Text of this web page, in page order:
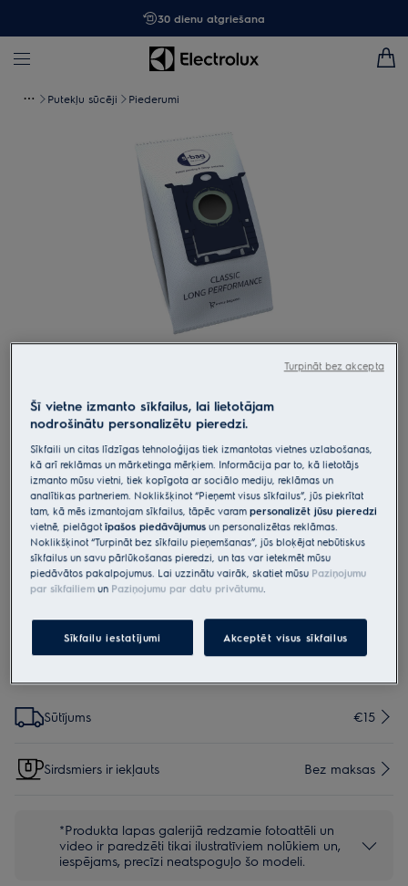
30 dienu atgriešana
Putekļu sūcēji Piederumi
E201S
E201S S-bag® Classic Long
Performance
3.4 (5)
Priekšrocības
Ilgs mūžs
Par 60% vairāk sūkšanas jaudas
Augsta filtrācijas pakāpe
Sūtījums €15
Sirdsmiers ir iekļauts Bez maksas
*Produkta lapas galerijā redzamie fotoattēli un
video ir paredzēti tikai ilustratīviem nolūkiem un,
iespējams, precīzi neatspoguļo šo modeli.
Šī vietne izmanto sīkfailus, lai lietotājam
nodrošinātu personalizētu pieredzi.
Sīkfaili un citas līdzīgas tehnoloģijas tiek izmantotas vietnes uzlabošanas,
kā arī reklāmas un mārketinga mērķiem. Informācija par to, kā lietotājs
izmanto mūsu vietni, tiek kopīgota ar sociālo mediju, reklāmas un
analītikas partneriem. Noklikšķinot “Pieņemt visus sīkfailus”, jūs piekrītat
tam, kā mēs izmantojam sīkfailus, tāpēc varampersonalizēt jūsu pieredzi
vietnē, pielāgotīpašos piedāvājumus un personalizētas reklāmas.
Noklikšķinot “Turpināt bez sīkfailu pieņemšanas”, jūs bloķējat nebūtiskus
sīkfailus un savu pārlūkošanas pieredzi, un tas var ietekmēt mūsu
piedāvātos pakalpojumus. Lai uzzinātu vairāk, skatiet mūsu Paziņojumu
par sīkfailiem un Paziņojumu par datu privātumu.
Sīkfailu iestatījumi Akceptēt visus sīkfailus
Turpināt bez akcepta